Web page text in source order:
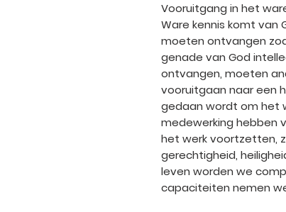
Vooruitgang in het
Ware kennis komt van
moeten ontvangen
genade van God
ontvangen, moeten
vooruitgaan naar een
gedaan wordt om het
medewerking hebben
het werk voortzetten,
gerechtigheid,
leven worden we
capaciteiten nemen